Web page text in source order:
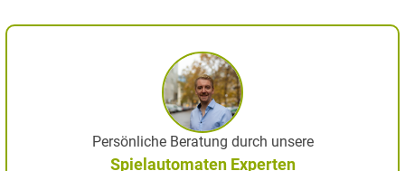
Persönliche Beratung durch unsere
Spielautomaten Experten